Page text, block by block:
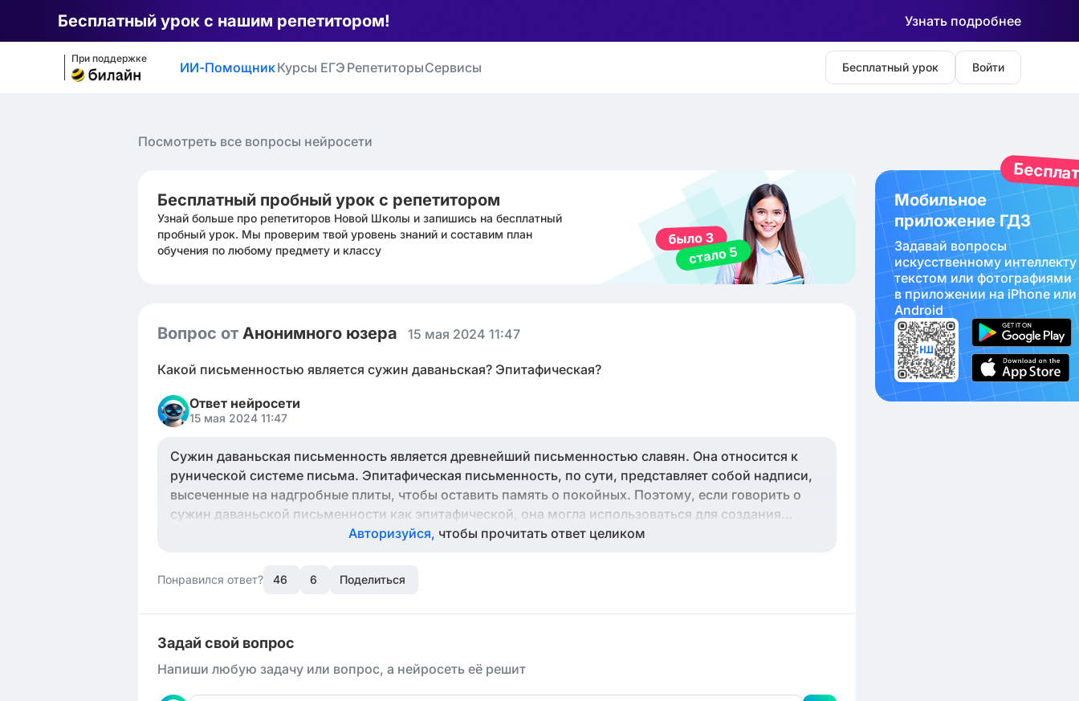
Бесплатный урок с нашим репетитором! Узнать подробнее
При поддержке
ИИ-ПомощникКурсы ЕГЭ РепетиторыСервисы Бесплатный урок Войти
Посмотреть все вопросы нейросети
Бесплатный пробный урок с репетитором
Узнай больше про репетиторов Новой Школы и запишись на бесплатный
пробный урок. Мы проверим твой уровень знаний и составим план
обучения по любому предмету и классу
Вопрос от Анонимного юзера 15 мая 2024 11:47
Какой письменностью является сужин даваньская? Эпитафическая?
Ответ нейросети
15 мая 2024 11:47
Сужин даваньская письменность является древнейший письменностью славян. Она относится к
рунической системе письма. Эпитафическая письменность, по сути, представляет собой надписи,
высеченные на надгробные плиты, чтобы оставить память о покойных. Поэтому, если говорить о
сужин даваньской письменности как эпитафической, она могла использоваться для создания
надписей на могилах или памятниках.
Авторизуйся, чтобы прочитать ответ целиком
Понравился ответ? 46 6 Поделиться
Задай свой вопрос
Напиши любую задачу или вопрос, а нейросеть её решит
Мобильное
приложение ГДЗ
Задавай вопросы
искуcственному интеллекту
текстом или фотографиями
в приложении на iPhone или
Android